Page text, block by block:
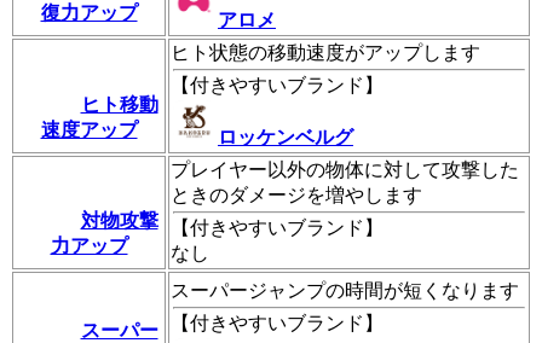
復力アップ
アロメ
ヒト移動
速度アップ
ヒト状態の移動速度がアップします
【付きやすいブランド 】
ロッケンベルグ
対物攻撃
力アップ
プレイヤー以外の物体に対して攻撃した
ときのダメージを増やします
【付きやすいブランド 】
なし
スーパー
スーパージャンプの時間が短くなります
【付きやすいブランド 】